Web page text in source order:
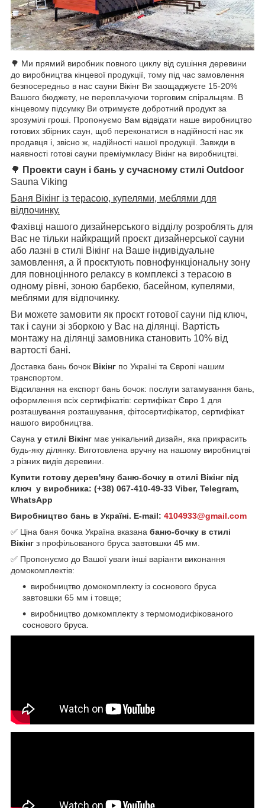
🌳 Ми прямий виробник повного циклу від сушіння деревини
до виробництва кінцевої продукції, тому під час замовлення
безпосередньо в нас сауни Вікінг Ви заощаджуєте 15-20%
Вашого бюджету, не переплачуючи торговим спіральцям. В
кінцевому підсумку Ви отримуєте добротний продукт за
зрозумілі гроші. Пропонуємо Вам відвідати наше виробництво
готових збірних саун, щоб переконатися в надійності нас як
продавця і, звісно ж, надійності нашої продукції. Завжди в
наявності готові сауни преміумкласу Вікінг на виробництві.
🌳 Проекти саун і бань у сучасному стилі Outdoor
Sauna Viking
Баня Вікінг із терасою, купелями, меблями для
відпочинку.
Фахівці нашого дизайнерського відділу розроблять для
Вас не тільки найкращий проєкт дизайнерської сауни
або лазні в стилі Вікінг на Ваше індивідуальне
замовлення, а й проєктують повнофункціональну зону
для повноцінного релаксу в комплексі з терасою в
одному рівні, зоною барбекю, басейном, купелями,
меблями для відпочинку.
Ви можете замовити як проєкт готової сауни під ключ,
так і сауни зі зборкою у Вас на ділянці. Вартість
монтажу на ділянці замовника становить 10% від
вартості бані.
Доставка бань бочок Вікінг по Україні та Європі нашим
транспортом.
Відсилання на експорт бань бочок: послуги затамування бань,
оформлення всіх сертифікатів: сертифікат Євро 1 для
розташування розташування, фітосертифікатор, сертифікат
нашого виробництва.
Сауна у стилі Вікінг має унікальний дизайн, яка прикрасить
будь-яку ділянку. Виготовлена вручну на нашому виробництві
з різних видів деревини.
Купити готову дерев'яну баню-бочку в стилі Вікінг під
ключ у виробника: (+38) 067-410-49-33 Viber, Telegram,
WhatsApp
Виробництво бань в Україні. E-mail: 4104933@gmail.com
✅ Ціна баня бочка Україна вказана баню-бочку в стилі
Вікінг з профільованого бруса завтовшки 45 мм.
✅ Пропонуємо до Вашої уваги інші варіанти виконання
домокомплектів:
виробництво домокомплекту із соснового бруса
завтовшки 65 мм і товще;
виробництво домкомплекту з термомодифікованого
соснового бруса.